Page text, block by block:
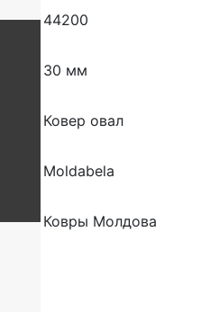
44200
30 мм
Ковер овал
Moldabela
Ковры Молдова